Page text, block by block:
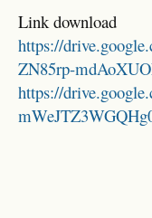
Link download
https://
ZN85rp-
https://